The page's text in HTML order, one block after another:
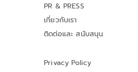
PR & PRESS
เกี่ยวกับเรา
ติดต่อและ สนับสนุน
Privacy Policy